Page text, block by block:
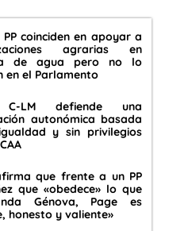
PP coinciden en apoyar a
agrarias en
de agua pero no lo
en el Parlamento
C-LM defiende una
autonómica basada
y sin privilegios
que frente a un PP
que «obedece» lo que
Génova, Page es
honesto y valiente»